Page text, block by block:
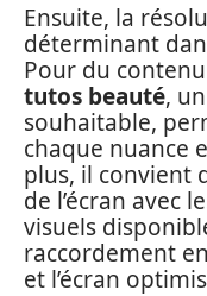
Ensuite, la
déterminant
Pour du
tutos beauté,
souhaitable,
chaque nuance
plus, il convient
de l’écran avec
visuels
raccordement
et l’écran